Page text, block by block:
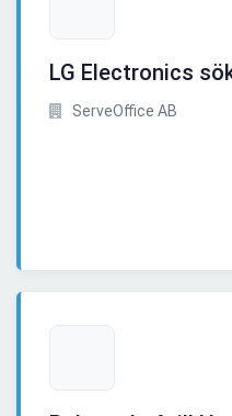
LG Electronics
ServeOffice AB